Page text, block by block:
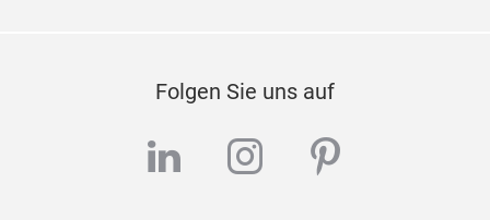
Folgen Sie uns auf
linkedininstagram
pinterest